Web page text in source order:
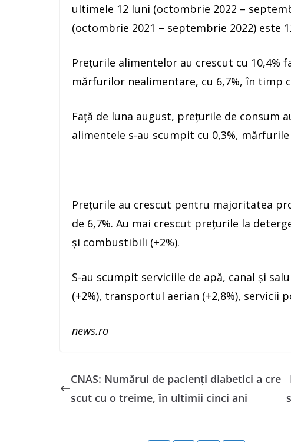
ultimele 12 luni (octombrie 2022 –
(octombrie 2021 – septembrie 2022) este
Preţurile alimentelor au crescut cu 10,4%
mărfurilor nealimentare, cu 6,7%, în timp
Faţă de luna august, preţurile de consum
alimentele s-au scumpit cu 0,3%,
Preţurile au crescut pentru majoritatea
de 6,7%. Au mai crescut preţurile la
şi combustibili (+2%).
S-au scumpit serviciile de apă, canal şi
(+2%), transportul aerian (+2,8%), servicii
news.ro
CNAS: Numărul de pacienţi diabetici a cre
scut cu o treime, în ultimii cinci ani